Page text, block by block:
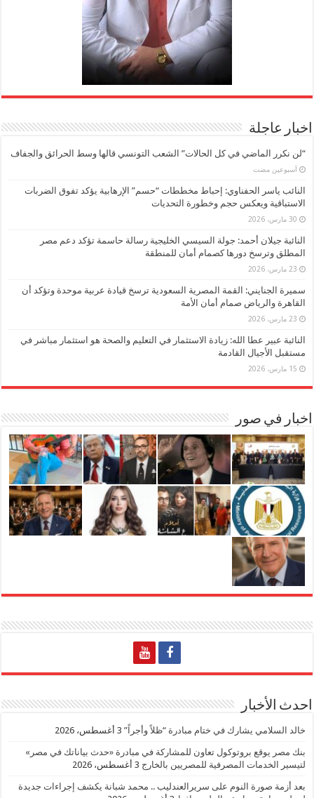
اخبار عاجلة
“لن نكرر الماضي في كل الحالات” الشعب التونسي قالها وسط الحرائق والجفاف
‏أسبوعين مضت
النائب ياسر الحفناوي: إحباط مخططات “حسم” الإرهابية يؤكد تفوق الضربات
الاستباقية ويعكس حجم وخطورة التحديات
30 مارس، 2026
النائبة جيلان أحمد: جولة السيسي الخليجية رسالة حاسمة تؤكد دعم مصر
المطلق وترسخ دورها كصمام أمان للمنطقة
23 مارس، 2026
سميرة الجنايني: القمة المصرية السعودية ترسخ قيادة عربية موحدة وتؤكد أن
القاهرة والرياض صمام أمان الأمة
23 مارس، 2026
النائبة عبير عطا الله: زيادة الاستثمار في التعليم والصحة هو استثمار مباشر في
مستقبل الأجيال القادمة
15 مارس، 2026
اخبار في صور
احدث الأخبار
خالد السلامي يشارك في ختام مبادرة “ظلاً وأجراً” 3 أغسطس، 2026
بنك مصر يوقع بروتوكول تعاون للمشاركة في مبادرة «حدث بياناتك في مصر»
لتيسير الخدمات المصرفية للمصريين بالخارج 3 أغسطس، 2026
بعد أزمة صورة النوم على سريرالعندليب .. محمد شبانة يكشف إجراءات جديدة